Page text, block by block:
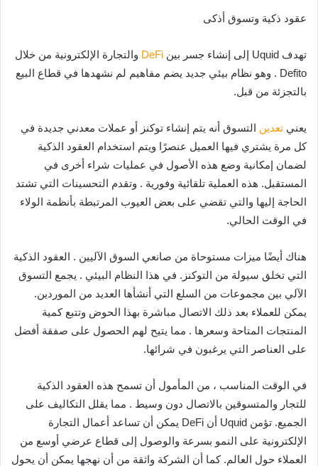
عقود ذكية وتسوق أذكى
تهدف Uquid إلى إنشاء جسر بين DeFi والتجارة الإلكترونية من خلال
Defito . وهو نظام بيئي جديد يضم مفاهيم لم نشهدها في قطاع البيع
بالتجزئة من قبل.
يعني تعدين التسوق أنه يتم إنشاء توكنز أو عملات معدني جديدة في
كل مرة يشتري فيها العميل عنصرًا ويتم استخدام العقود الذكية
لضمان إمكانية وضع هذه الأصول في عمليات شراء أخرى في
المستقبل. هذه العملية تلقائية وفورية . وتقدم التحسينات التي تشتد
الحاجة إليها والتي تقضي على بعض العيوب المرتبطة بأنظمة الولاء
في الوقت الحالي.
هناك أيضًا ميزات مستوحاة من صانعي السوق الآليين . العقود الذكية
التي تخلق سيولة من التوكنز. في هذا النظام البيئي . يجمع التسوق
الآلي بين مجموعات من السلع التي أنشأها العديد من الموردين.
يمكن للعملاء بعد ذلك الاتصال مباشرة بهذا الحوض وتتبع كمية
المنتجات المتاحة وسعرها . مما يتيح لهم الحصول على صفقة أفضل
على العناصر التي يرغبون في شرائها.
في الوقت المناسب ، من المأمول أن تسمح هذه العقود الذكية
للتجار والمتسوقين بالاتصال دون وسيط . مما يقلل التكاليف على
الجميع. تؤمن Uquid أن DeFi يمكن أن تساعد أعمال التجارة
الإلكترونية على النمو بسرعة والوصول إلى قطاع عرضي أوسع من
العملاء حول العالم. كما أن الشركة واثقة من أن نهجها يمكن أن يحول